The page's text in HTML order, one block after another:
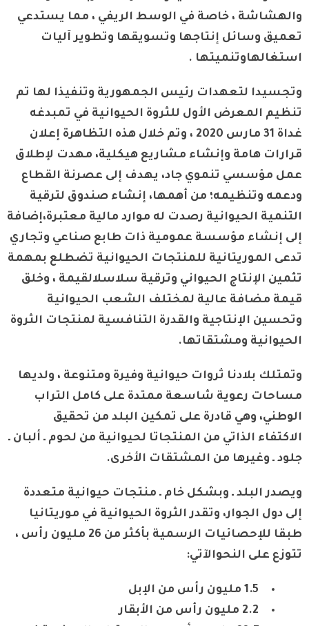
والهشاشة ، خاصة في الوسط الريفي ، مما يستدعي
تعميق وسائل إنتاجها وتسويقها وتطوير آليات
استغالهاوتنميتها .
وتجسيدا لتعهدات رئيس الجمهورية وتنفيذا لها تم
تنظيم المعرض الأول للثروة الحيوانية في تمبدغه
غداة 31 مارس 2020 ، وتم خلال هذه التظاهرة إعلان
قرارات هامة وإنشاء مشاريع هيكلية، مهدت لإطلاق
عمل مؤسسي تنموي جاد، يهدف إلى عصرنة القطاع
ودعمه وتنظيمه؛ من أهمها، إنشاء صندوق لترقية
التنمية الحيوانية رصدت له موارد مالية معتبرة،إضافة
إلى إنشاء مؤسسة عمومية ذات طابع صناعي وتجاري
تدعى الموريتانية للمنتجات الحيوانية تضطلع بمهمة
تثمين الإنتاج الحيواني وترقية سلاسلالقيمة ، وخلق
قيمة مضافة عالية لمختلف الشعب الحيوانية
وتحسين الإنتاجية والقدرة التنافسية لمنتجات الثروة
الحيوانية ومشتقاتها.
وتمتلك بلادنا ثروات حيوانية وفيرة ومتنوعة ، ولديها
مساحات رعوية شاسعة ممتدة على كامل التراب
الوطني، وهي قادرة على تمكين البلد من تحقيق
الاكتفاء الذاتي من المنتجاتا لحيوانية من لحوم ـ ألبان ـ
جلود ـ وغيرها من المشتقات الأخرى.
ويصدر البلد ـ وبشكل خام ـ منتجات حيوانية متعددة
إلى دول الجوار، وتقدر الثروة الحيوانية في موريتانيا
طبقا للإحصائيات الرسمية بأكثر من 26 مليون رأس ،
تتوزع على النحوالآتي:
1.5 مليون رأس من الإبل
2.2 مليون رأس من الأبقار